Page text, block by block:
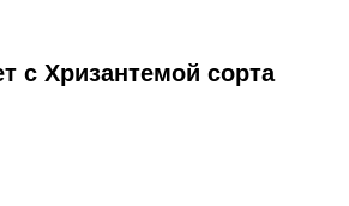
с Хризантемой сорта